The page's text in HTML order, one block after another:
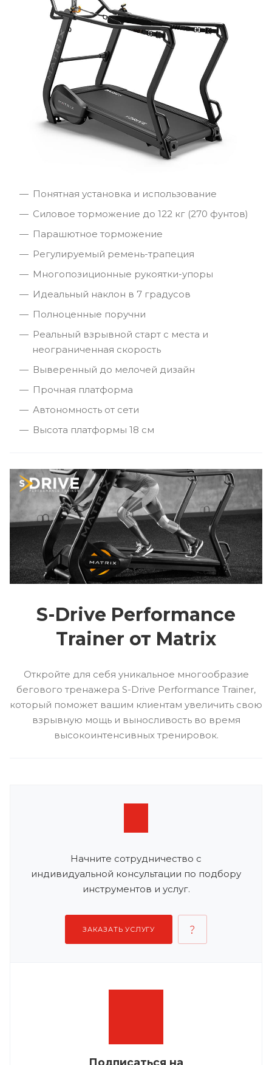
Понятная установка и использование
Силовое торможение до 122 кг (270 фунтов)
Парашютное торможение
Регулируемый ремень-трапеция
Многопозиционные рукоятки-упоры
Идеальный наклон в 7 градусов
Полноценные поручни
Реальный взрывной старт с места и
неограниченная скорость
Выверенный до мелочей дизайн
Прочная платформа
Автономность от сети
Высота платформы 18 см
S-Drive Performance
Trainer от Matrix
Откройте для себя уникальное многообразие
бегового тренажера S-Drive Performance Trainer,
который поможет вашим клиентам увеличить свою
взрывную мощь и выносливость во время
высокоинтенсивных тренировок.
Начните сотрудничество с
индивидуальной консультации по подбору
инструментов и услуг.
ЗАКАЗАТЬ УСЛУГУ
Подписаться на